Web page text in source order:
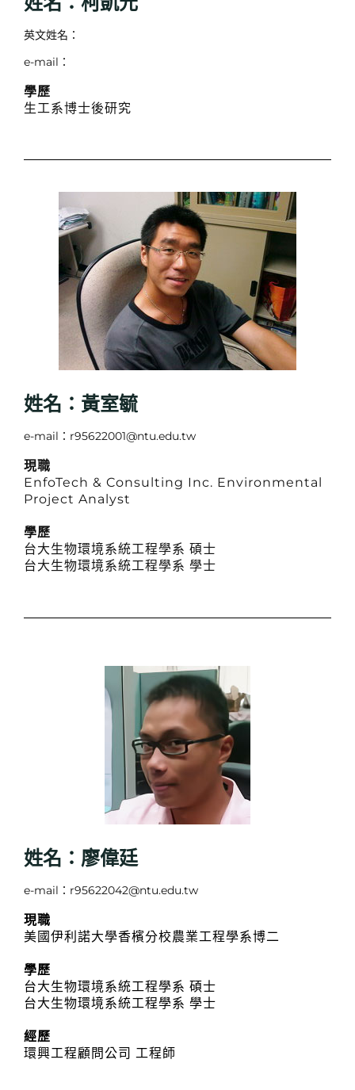
英文姓名：
e-mail：
學歷
生工系博士後研究
姓名：黃室毓
e-mail：r95622001@ntu.edu.tw
現職
EnfoTech & Consulting Inc. Environmental
Project Analyst
學歷
台大生物環境系統工程學系 碩士
台大生物環境系統工程學系 學士
姓名：廖偉廷
e-mail：r95622042@ntu.edu.tw
現職
美國伊利諾大學香檳分校農業工程學系博二
學歷
台大生物環境系統工程學系 碩士
台大生物環境系統工程學系 學士
經歷
環興工程顧問公司 工程師